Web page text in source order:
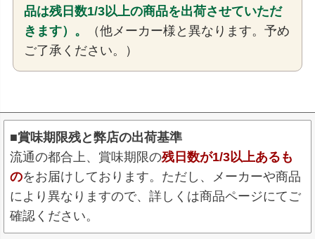
品は残日数1/3以上の商品を出荷させていただ
きます）。
（他メーカー様と異なります。予め
ご了承ください。）
■賞味期限残と弊店の出荷基準
流通の都合上、賞味期限の残日数が1/3以上あるも
のをお届けしております。ただし、メーカーや商品
により異なりますので、詳しくは商品ページにてご
確認ください。